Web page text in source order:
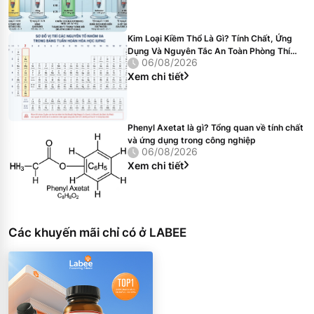
Kim Loại Kiềm Thổ Là Gì? Tính Chất, Ứng
Dụng Và Nguyên Tắc An Toàn Phòng Thí
Nghiệm06/08/2026
Xem chi tiết
Phenyl Axetat là gì? Tổng quan về tính chất
và ứng dụng trong công nghiệp
06/08/2026
Xem chi tiết
Các khuyến mãi chỉ có ở LABEE